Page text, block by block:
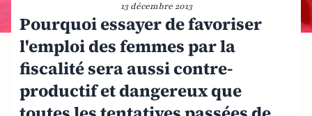
13 décembre 2013
Pourquoi essayer de favoriser
l'emploi des femmes par la
fiscalité sera aussi contre-
productif et dangereux que